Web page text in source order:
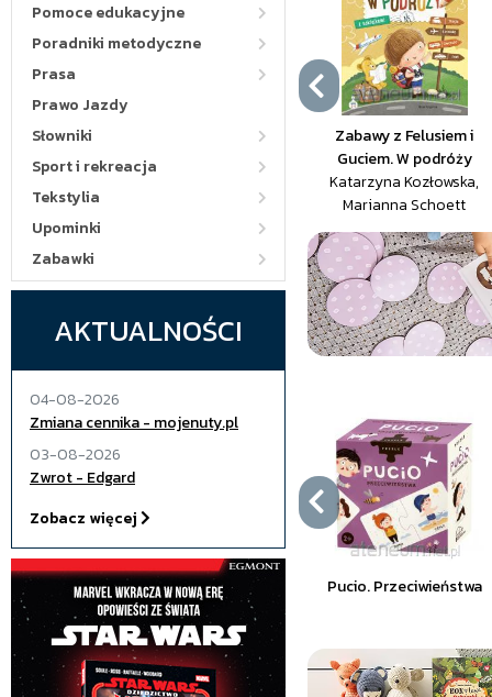
Pomoce edukacyjne
Poradniki metodyczne
Prasa
Prawo Jazdy
Słowniki
Sport i rekreacja
Tekstylia
Upominki
Zabawki
AKTUALNOŚCI
04-08-2026
Zmiana cennika - mojenuty.pl
03-08-2026
Zwrot - Edgard
Zobacz więcej
Zabawy z Felusiem i
Guciem. W podróży
Katarzyna Kozłowska,
Marianna Schoett
Pucio. Przeciwieństwa